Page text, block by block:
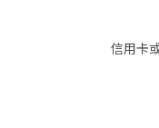
信用卡